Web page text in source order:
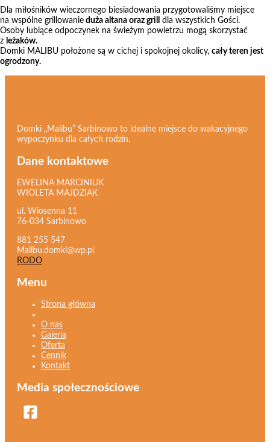
Dla miłośników wieczornego biesiadowania przygotowaliśmy miejsce
na wspólne grillowanie duża altana oraz grill
dla wszystkich Gości.
Osoby lubiące odpoczynek na świeżym powietrzu mogą skorzystać
z leżaków.
Domki MALIBU położone są w cichej i spokojnej okolicy, cały teren jest
ogrodzony.
Domki „Malibu” Sarbinowo to idealne miejsce do wakacyjnego
wypoczynku dla całych rodzin.
Dane kontaktowe
EWELINA MARCINIUK
WIOLETA MAJDZIAK
ul. Wiosenna 11
76-034 Sarbinowo
881 255 547
Malibu.domki@wp.pl
RODO
Menu
Strona główna
O nas
Galeria
Oferta
Cennik
Kontakt
Media społecznościowe